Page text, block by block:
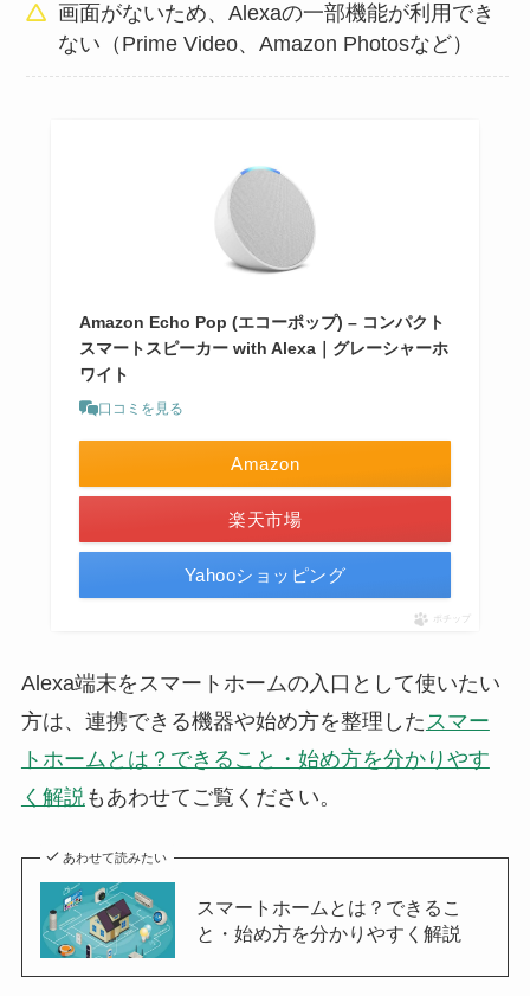
画面がないため、Alexaの一部機能が利用でき
ない（Prime Video、Amazon Photosなど）
Amazon Echo Pop (エコーポップ) – コンパクト
スマートスピーカー with Alexa｜グレーシャーホ
ワイト
口コミを見る
Amazon
楽天市場
Yahooショッピング
ポチップ
Alexa端末をスマートホームの入口として使いたい
方は、連携できる機器や始め方を整理した スマー
トホームとは？できること・始め方を分かりやす
く解説 もあわせてご覧ください。
あわせて読みたい
スマートホームとは？できるこ
と・始め方を分かりやすく解説